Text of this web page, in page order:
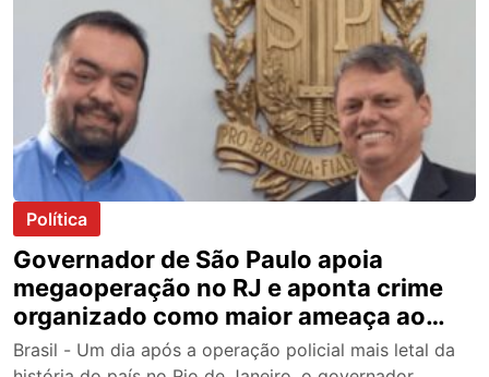
Política
Governador de São Paulo apoia
megaoperação no RJ e aponta crime
organizado como maior ameaça ao
Brasil
Brasil - Um dia após a operação policial mais letal da